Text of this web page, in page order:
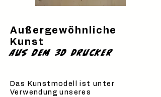
Außergewöhnliche
Kunst
Aus dem 3d Drucker
Das Kunstmodell ist unter
Verwendung unseres